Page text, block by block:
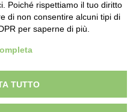
Poiché rispettiamo il tuo diritto
di non consentire alcuni tipi di
per saperne di più.
TUTTO